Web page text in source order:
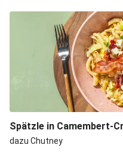
Spätzle in Camembert-
dazu Chutney